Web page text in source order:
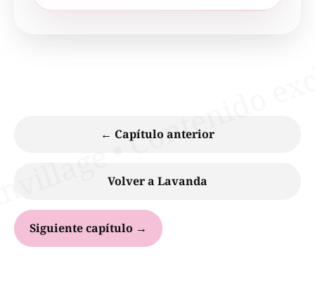
← Capítulo anterior
Volver a Lavanda
Siguiente capítulo →